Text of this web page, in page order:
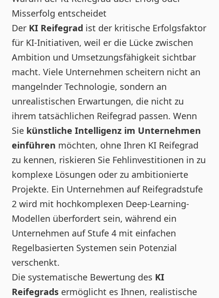
Misserfolg entscheidet
Der KI Reifegrad ist der kritische Erfolgsfaktor
für KI-Initiativen, weil er die Lücke zwischen
Ambition und Umsetzungsfähigkeit sichtbar
macht. Viele Unternehmen scheitern nicht an
mangelnder Technologie, sondern an
unrealistischen Erwartungen, die nicht zu
ihrem tatsächlichen Reifegrad passen. Wenn
Sie künstliche Intelligenz im Unternehmen
einführen möchten, ohne Ihren KI Reifegrad
zu kennen, riskieren Sie Fehlinvestitionen in zu
komplexe Lösungen oder zu ambitionierte
Projekte. Ein Unternehmen auf Reifegradstufe
2 wird mit hochkomplexen Deep-Learning-
Modellen überfordert sein, während ein
Unternehmen auf Stufe 4 mit einfachen
Regelbasierten Systemen sein Potenzial
verschenkt.
Die systematische Bewertung des KI
Reifegrads ermöglicht es Ihnen, realistische